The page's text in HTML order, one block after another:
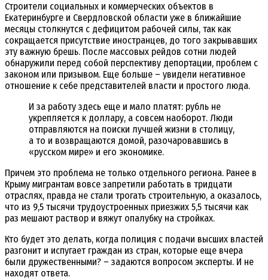
Строители социальных и коммерческих объектов в
Екатеринбурге и Свердловской области уже в ближайшие
месяцы столкнутся с дефицитом рабочей силы, так как
сокращается присутствие иностранцев, до того закрывавших
эту важную брешь. После массовых рейдов сотни людей
обнаружили перед собой перспективу депортации, проблем с
законом или призывом. Еще больше – увидели негативное
отношение к себе представителей власти и простого люда.
И за работу здесь еще и мало платят: рубль не
укрепляется к доллару, а совсем наоборот. Люди
отправляются на поиски лучшей жизни в столицу,
а то и возвращаются домой, разочаровавшись в
«русском мире» и его экономике.
Причем это проблема не только отдельного региона. Ранее в
Крыму мигрантам вовсе запретили работать в тридцати
отраслях, правда не стали трогать строительную, а оказалось,
что из 9,5 тысячи трудоустроенных приезжих 5,5 тысячи как
раз мешают раствор и вяжут опалубку на стройках.
Кто будет это делать, когда полиция с подачи высших властей
разгонит и испугает граждан из стран, которые еще вчера
были дружественными? – задаются вопросом эксперты. И не
находят ответа.